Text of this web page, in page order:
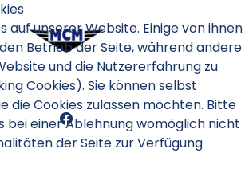
auf unserer Website. Einige von ihnen
Betrieb der Seite, während andere
und die Nutzererfahrung zu
Cookies). Sie können selbst
die Cookies zulassen möchten. Bitte
bei einer Ablehnung womöglich nicht
der Seite zur Verfügung